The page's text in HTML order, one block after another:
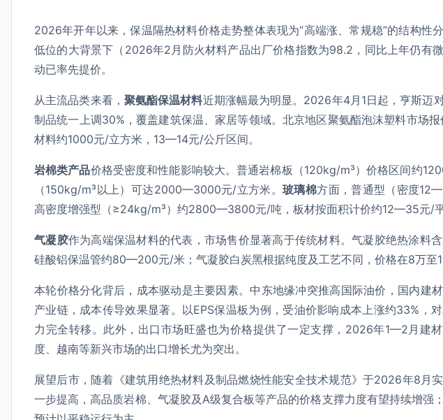
2026年开年以来，保温隔热材料价格走势整体表现为“高端涨、常规稳”的结构性
低位的大背景下（2026年2月防火材料产品出厂价格指数为98.2，同比上年仍有
动已率先提价。
从主流品类来看， 聚氨酯保温材料近期涨幅最为明显。2026年4月1日起，亨斯迈
制品统一上调30%，覆盖建筑保温、家居等领域。北京地区聚氨酯泡沫塑料市场
材料约1000元/立方米，13—14元/公斤区间。
岩棉类产品价格受密度和性能影响较大。普通岩棉板（120kg/m³）价格区间约
（150kg/m³以上）可达2000—3000元/立方米。玻璃棉方面，普通型（密度
高密度增强型（≥24kg/m³）约2800—3800元/吨，板材按面积计价约12—35元/平
气凝胶作为高端保温材料的代表，市场售价显著高于传统材料。气凝胶绝热涂料
硅酸铝保温管约80—200元/米；气凝胶白炭黑根据纯度及工艺不同，价格在8万至
本轮价格分化背后，成本驱动是主要因素。中东地缘冲突推高国际油价，国内建
产业链，成本传导效果显著。以EPS保温板为例，受油价影响成本上涨约33%，
力完全转移。此外，出口市场旺盛也为价格提供了一定支撑，2026年1—2月建
度、越南等新兴市场的出口增长尤为突出。
展望后市，随着《建筑用绝热材料及制品燃烧性能安全技术规范》于2026年8月
一步提高，高品质岩棉、气凝胶及A级复合板等产品的价格支撑力度有望持续增强